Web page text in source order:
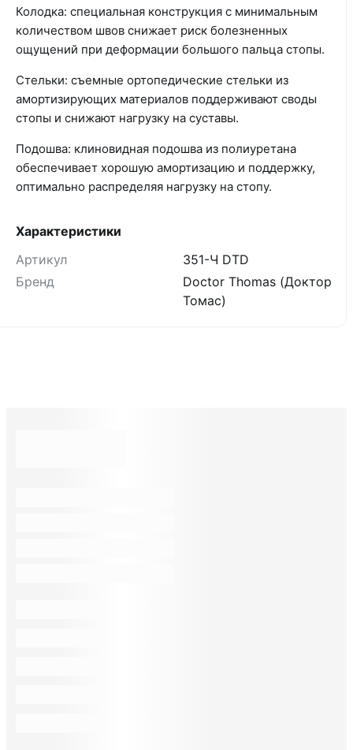
Колодка: специальная конструкция с минимальным
количеством швов снижает риск болезненных
ощущений при деформации большого пальца стопы.
Стельки: съемные ортопедические стельки из
амортизирующих материалов поддерживают своды
стопы и снижают нагрузку на суставы.
Подошва: клиновидная подошва из полиуретана
обеспечивает хорошую амортизацию и поддержку,
оптимально распределяя нагрузку на стопу.
Характеристики
Артикул
351-Ч DTD
Бренд
Doctor Thomas (Доктор
Томас)